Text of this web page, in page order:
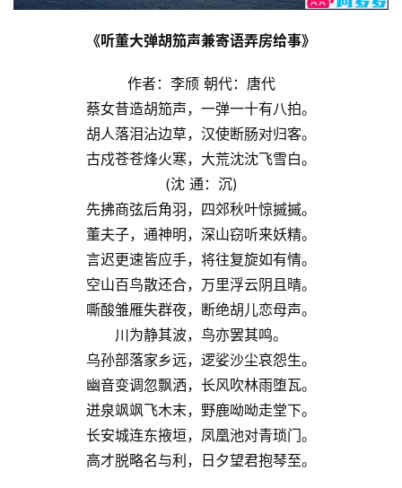
《听董大弹胡笳声兼寄语弄房给事》
作者：李颀 朝代：唐代
蔡女昔造胡笳声，一弹一十有八拍。
胡人落泪沾边草，汉使断肠对归客。
古戍苍苍烽火寒，大荒沈沈飞雪白。
(沈 通：沉)
先拂商弦后角羽，四郊秋叶惊摵摵。
董夫子，通神明，深山窃听来妖精。
言迟更速皆应手，将往复旋如有情。
空山百鸟散还合，万里浮云阴且晴。
嘶酸雏雁失群夜，断绝胡儿恋母声。
川为静其波，鸟亦罢其鸣。
乌孙部落家乡远，逻娑沙尘哀怨生。
幽音变调忽飘洒，长风吹林雨堕瓦。
迸泉飒飒飞木末，野鹿呦呦走堂下。
长安城连东掖垣，凤凰池对青琐门。
高才脱略名与利，日夕望君抱琴至。